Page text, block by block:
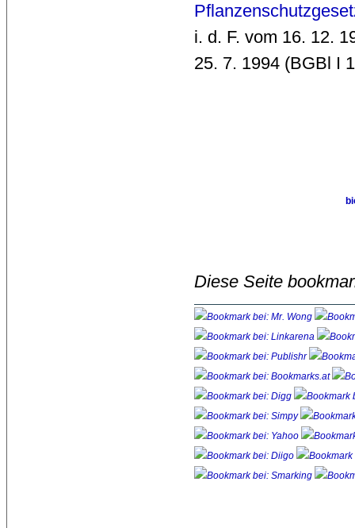
i. d. F. vom 16. 12.
25. 7. 1994 (BGBl I
Diese Seite